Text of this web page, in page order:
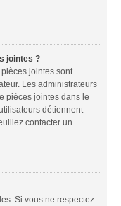
jointes ?
jointes sont
Les administrateurs
pièces jointes dans le
détiennent
contacter un
Si vous ne respectez